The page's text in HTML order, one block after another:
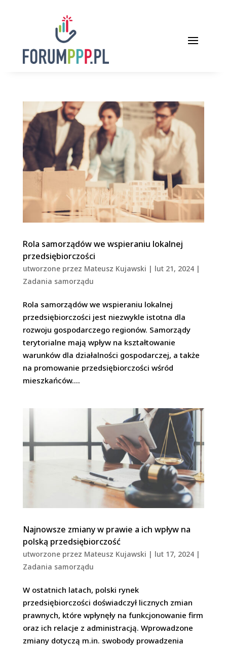
Rola samorządów we wspieraniu lokalnej
przedsiębiorczości
utworzone przez Mateusz Kujawski | lut 21, 2024|
Zadania samorządu
Rola samorządów we wspieraniu lokalnej
przedsiębiorczości jest niezwykle istotna dla
rozwoju gospodarczego regionów. Samorządy
terytorialne mają wpływ na kształtowanie
warunków dla działalności gospodarczej, a także
na promowanie przedsiębiorczości wśród
mieszkańców....
Najnowsze zmiany w prawie a ich wpływ na
polską przedsiębiorczość
utworzone przez Mateusz Kujawski | lut 17, 2024|
Zadania samorządu
W ostatnich latach, polski rynek
przedsiębiorczości doświadczył licznych zmian
prawnych, które wpłynęły na funkcjonowanie firm
oraz ich relacje z administracją. Wprowadzone
zmiany dotyczą m.in. swobody prowadzenia